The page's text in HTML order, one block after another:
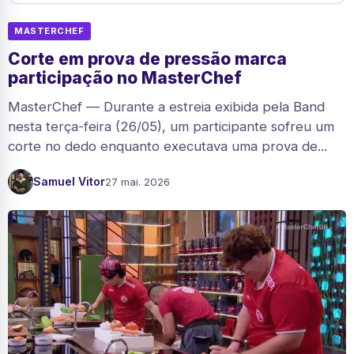
MASTERCHEF
Corte em prova de pressão marca
participação no MasterChef
MasterChef — Durante a estreia exibida pela Band
nesta terça-feira (26/05), um participante sofreu um
corte no dedo enquanto executava uma prova de...
Samuel Vitor27 mai. 2026